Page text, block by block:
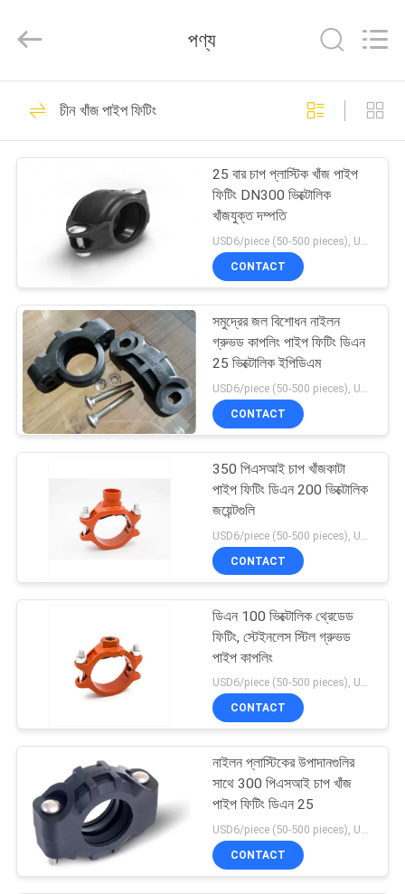
পণ্য
আমাদের
সম্পর্কে
কারখানা
ভ্রমণ
নিয়ন্ত্রণ
খবর
সাইট
PRIVACY
POLICY
Reserved.
জোন হিটিং ভালভ
25
বয়লার জোন ভালভ
15
মোটরযুক্ত জোন ভালভ
29
উত্তাপ বল ভালভ
18
17
পণ্য
চীন খাঁজ পাইপ ফিটিং
25 বার চাপ প্লাস্টিক খাঁজ পাইপ
ফিটিং DN300 ভিক্টোলিক
খাঁজযুক্ত দম্পতি
USD6/piece (50-500 pieces), USD4/piece (>500 pieces) MOQ:50 টুকরা
CONTACT
সমুদ্রের জল বিশোধন নাইলন
গ্রুভড কাপলিং পাইপ ফিটিং ডিএন
25 ভিক্টোলিক ইপিডিএম
CONTACT
350 পিএসআই চাপ খাঁজকাটা
পাইপ ফিটিং ডিএন 200 ভিক্টোলিক
জয়েন্টগুলি
CONTACT
ডিএন 100 ভিক্টোলিক থ্রেডেড
ফিটিং, স্টেইনলেস স্টিল গ্রুভড
পাইপ কাপলিং
USD6/piece (50-500 pieces), USD4/piece (>500 pieces) MOQ:50 টুকরা
CONTACT
নাইলন প্লাস্টিকের উপাদানগুলির
সাথে 300 পিএসআই চাপ খাঁজ
পাইপ ফিটিং ডিএন 25
USD6/piece (50-500 pieces), USD4/piece (>500 pieces) MOQ:50 টুকরা
CONTACT